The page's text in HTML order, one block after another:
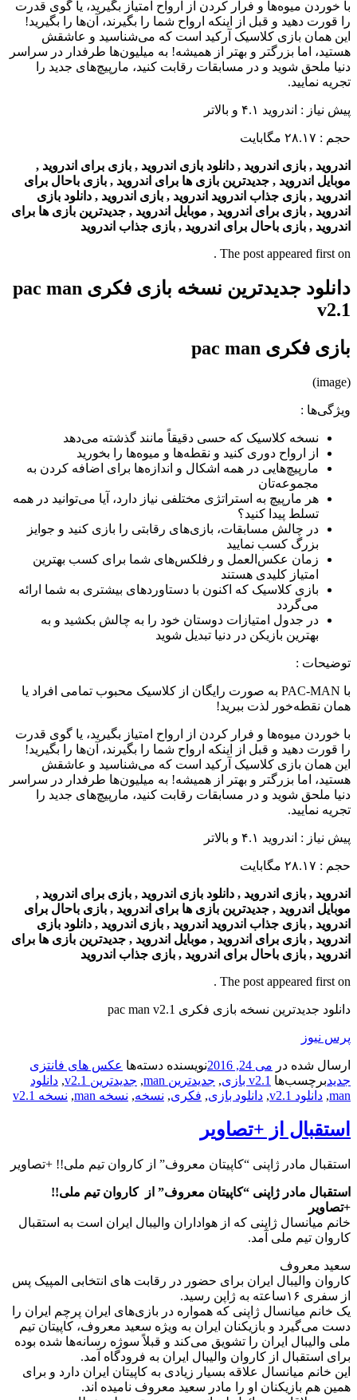
با خوردن میوه‌ها و فرار کردن از ارواح امتیاز بگیرید، یا گوی قدرت
را قورت دهید و قبل از اینکه ارواح شما را بگیرند، آن‌ها را بگیرید!
این همان بازی کلاسیک آرکید است که می‌شناسید و عاشقش
هستید، اما بزرگتر و بهتر از همیشه! به میلیون‌ها طرفدار در سراسر
دنیا ملحق شوید و در مسابقات رقابت کنید، مارپیچ‌های جدید را
تجریه نمایید.
پیش نیاز : اندروید ۴.۱ و بالاتر
حجم : ۲۸.۱۷ مگابایت
اندروید , بازی اندروید , دانلود بازی اندروید , بازی برای اندروید ,
موبایل اندروید , جدیدترین بازی ها برای اندروید , بازی باحال برای
اندروید , بازی جذاب اندروید اندروید , بازی اندروید , دانلود بازی
اندروید , بازی برای اندروید , موبایل اندروید , جدیدترین بازی ها برای
اندروید , بازی باحال برای اندروید , بازی جذاب اندروید
The post appeared first on .
دانلود جدیدترین نسخه بازی فکری pac man
v2.1
بازی فکری pac man
(image)
ویژگی‌ها :
نسخه کلاسیک که حسی دقیقاً مانند گذشته می‌دهد
از ارواح دوری کنید و نقطه‌ها و میوه‌ها را بخورید
مارپیچ‌هایی در همه اشکال و اندازه‌ها برای اضافه کردن به
مجموعه‌تان
هر مارپیچ به استراتژی مختلفی نیاز دارد، آیا می‌توانید در همه
تسلط پیدا کنید؟
در چالش مسابقات، بازی‌های رقابتی را بازی کنید و جوایز
بزرگ کسب نمایید
زمان عکس‌العمل و رفلکس‌های شما برای کسب بهترین
امتیاز کلیدی هستند
بازی کلاسیک که اکنون با دستاوردهای بیشتری به شما ارائه
می‌گردد
در جدول امتیازات دوستان خود را به چالش بکشید و به
بهترین بازیکن در دنیا تبدیل شوید
توضیحات :
با PAC-MAN به صورت رایگان از کلاسیک محبوب تمامی افراد یا
همان نقطه‌خور لذت ببرید!
با خوردن میوه‌ها و فرار کردن از ارواح امتیاز بگیرید، یا گوی قدرت
را قورت دهید و قبل از اینکه ارواح شما را بگیرند، آن‌ها را بگیرید!
این همان بازی کلاسیک آرکید است که می‌شناسید و عاشقش
هستید، اما بزرگتر و بهتر از همیشه! به میلیون‌ها طرفدار در سراسر
دنیا ملحق شوید و در مسابقات رقابت کنید، مارپیچ‌های جدید را
تجریه نمایید.
پیش نیاز : اندروید ۴.۱ و بالاتر
حجم : ۲۸.۱۷ مگابایت
اندروید , بازی اندروید , دانلود بازی اندروید , بازی برای اندروید ,
موبایل اندروید , جدیدترین بازی ها برای اندروید , بازی باحال برای
اندروید , بازی جذاب اندروید اندروید , بازی اندروید , دانلود بازی
اندروید , بازی برای اندروید , موبایل اندروید , جدیدترین بازی ها برای
اندروید , بازی باحال برای اندروید , بازی جذاب اندروید
The post appeared first on .
دانلود جدیدترین نسخه بازی فکری pac man v2.1
پرس نیوز
ارسال شده در می 24, 2016 نویسنده دسته‌ها عکس های فانتزی
جدیدبرچسب‌ها v2.1 بازی , جدیدترین man , جدیدترین v2.1 , دانلود
man
, دانلود v2.1 , دانلود بازی, فکری, نسخه, نسخه man , نسخه v2.1
استقبال از +تصاویر
استقبال مادر ژاپنی “کاپیتان معروف” از کاروان تیم ملی!! +تصاویر
استقبال مادر ژاپنی “کاپیتان معروف” از کاروان تیم ملی!!
+تصاویر
خانم میانسال ژاپنی که از هواداران والیبال ایران است به استقبال
کاروان تیم ملی آمد.
سعید معروف
کاروان والیبال ایران برای حضور در رقابت های انتخابی المپیک پس
از سفری ۱۶ساعته به ژاپن رسید.
یک خانم میانسال ژاپنی که همواره در بازی‌های ایران پرچم ایران را
دست می‌گیرد و بازیکنان ایران به ویژه سعید معروف، کاپیتان تیم
ملی والیبال ایران را تشویق می‌کند و قبلاً سوژه رسانه‌ها شده بوده
برای استقبال از کاروان والیبال ایران به فرودگاه آمد.
این خانم میانسال علاقه بسیار زیادی به کاپیتان ایران دارد و برای
همین هم بازیکنان او را مادر سعید معروف نامیده اند.